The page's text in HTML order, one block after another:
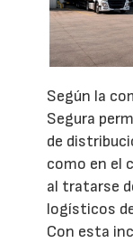
Según la
Segura
de
como en el
al tratarse
logísticos
Con esta